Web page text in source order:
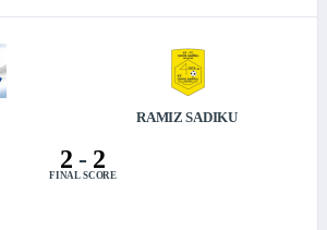
RAMIZ SADIKU
2- 2
FINAL SCORE